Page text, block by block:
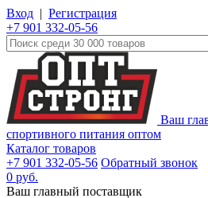
Вход | Регистрация
+7 901 332-05-56
Ваш
спортивного питания оптом
Каталог товаров
+7 901 332-05-56 Обратный звонок
0 руб.
Ваш главный поставщик